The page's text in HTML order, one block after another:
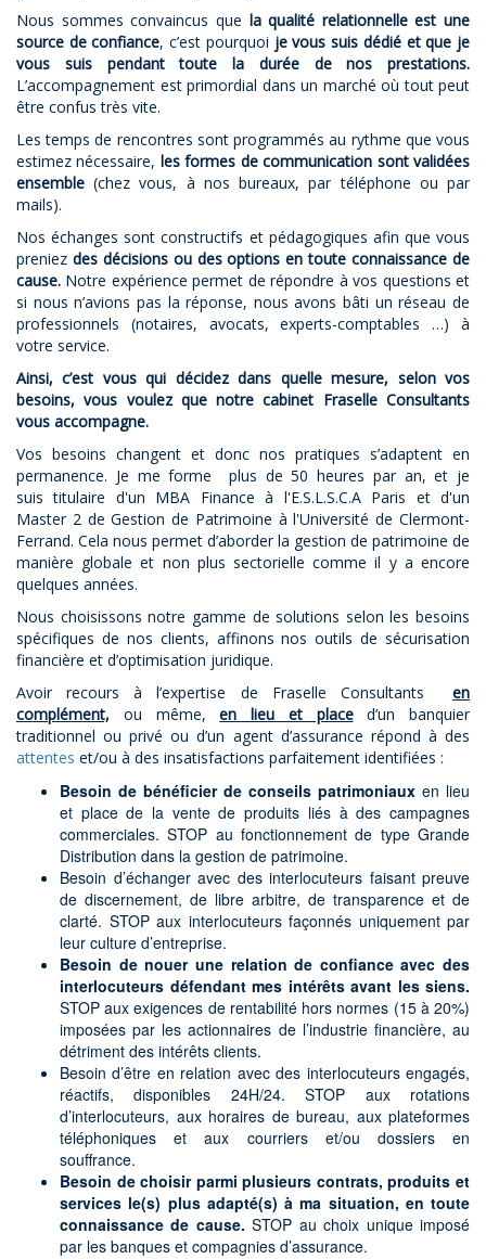
Nous sommes convaincus que la qualité relationnelle est une
source de confiance, c’est pourquoi je vous suis dédié et que je
vous suis pendant toute la durée de nos prestations.
L’accompagnement est primordial dans un marché où tout peut
être confus très vite.
Les temps de rencontres sont programmés au rythme que vous
estimez nécessaire, les formes de communication sont validées
ensemble (chez vous, à nos bureaux, par téléphone ou par
mails).
Nos échanges sont constructifs et pédagogiques afin que vous
preniez des décisions ou des options en toute connaissance de
cause. Notre expérience permet de répondre à vos questions et
si nous n’avions pas la réponse, nous avons bâti un réseau de
professionnels (notaires, avocats, experts-comptables …) à
votre service.
Ainsi, c’est vous qui décidez dans quelle mesure, selon vos
besoins, vous voulez que notre cabinet Fraselle Consultants
vous accompagne.
Vos besoins changent et donc nos pratiques s’adaptent en
permanence. Je me forme plus de 50 heures par an, et je
suis titulaire d'un MBA Finance à l'E.S.L.S.C.A Paris et d'un
Master 2 de Gestion de Patrimoine à l'Université de Clermont-
Ferrand. Cela nous permet d’aborder la gestion de patrimoine de
manière globale et non plus sectorielle comme il y a encore
quelques années.
Nous choisissons notre gamme de solutions selon les besoins
spécifiques de nos clients, affinons nos outils de sécurisation
financière et d’optimisation juridique.
Avoir recours à l’expertise de Fraselle Consultants en
complément, ou même,en lieu et placed’un banquier
traditionnel ou privé ou d’un agent d’assurance répond à des
attentes et/ou à des insatisfactions parfaitement identifiées :
Besoin de bénéficier de conseils patrimoniaux en lieu
et place de la vente de produits liés à des campagnes
commerciales. STOP au fonctionnement de type Grande
Distribution dans la gestion de patrimoine.
Besoin d’échanger avec des interlocuteurs faisant preuve
de discernement, de libre arbitre, de transparence et de
clarté. STOP aux interlocuteurs façonnés uniquement par
leur culture d’entreprise.
Besoin de nouer une relation de confiance avec des
interlocuteurs défendant mes intérêts avant les siens.
STOP aux exigences de rentabilité hors normes (15 à 20%)
imposées par les actionnaires de l’industrie financière, au
détriment des intérêts clients.
Besoin d’être en relation avec des interlocuteurs engagés,
réactifs, disponibles 24H/24. STOP aux rotations
d’interlocuteurs, aux horaires de bureau, aux plateformes
téléphoniques et aux courriers et/ou dossiers en
souffrance.
Besoin de choisir parmi plusieurs contrats, produits et
services le(s) plus adapté(s) à ma situation, en toute
connaissance de cause.STOP au choix unique imposé
par les banques et compagnies d’assurance.